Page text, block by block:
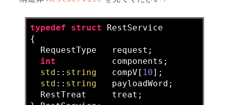
typedef struct RestService
{
  RequestType   request;
int
           components;
std :: string
   compV[
10];
std :: string
   payloadWord;
  RestTreat     treat;